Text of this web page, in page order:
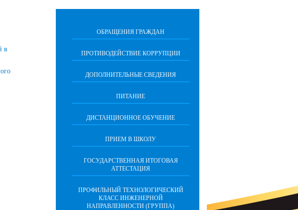
в
ОБРАЩЕНИЯ ГРАЖДАН
ПРОТИВОДЕЙСТВИЕ КОРРУПЦИИ
ДОПОЛНИТЕЛЬНЫЕ СВЕДЕНИЯ
ПИТАНИЕ
ДИСТАНЦИОННОЕ ОБУЧЕНИЕ
ПРИЕМ В ШКОЛУ
ГОСУДАРСТВЕННАЯ ИТОГОВАЯ
АТТЕСТАЦИЯ
ПРОФИЛЬНЫЙ ТЕХНОЛОГИЧЕСКИЙ
КЛАСС ИНЖЕНЕРНОЙ
НАПРАВЛЕННОСТИ (ГРУППА)